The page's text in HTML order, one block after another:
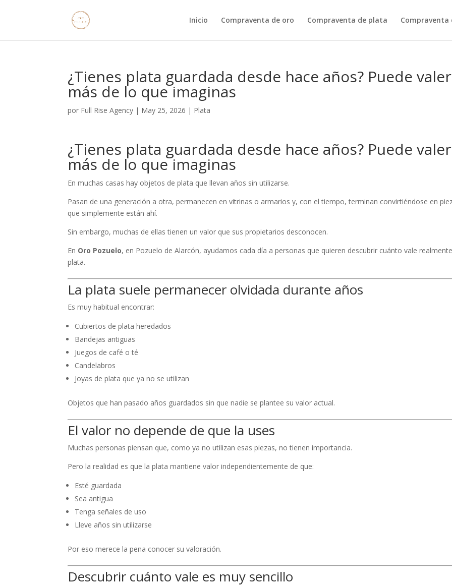
Inicio Compraventa de oro Compraventa de plata Compraventa
¿Tienes plata guardada desde hace años? Puede valer
más de lo que imaginas
por Full Rise Agency | May 25, 2026 | Plata
¿Tienes plata guardada desde hace años? Puede valer
más de lo que imaginas
En muchas casas hay objetos de plata que llevan años sin utilizarse.
Pasan de una generación a otra, permanecen en vitrinas o armarios y, con el tiempo, terminan convirtiéndose en
que simplemente están ahí.
Sin embargo, muchas de ellas tienen un valor que sus propietarios desconocen.
En Oro Pozuelo, en Pozuelo de Alarcón, ayudamos cada día a personas que quieren descubrir cuánto vale
plata.
La plata suele permanecer olvidada durante años
Es muy habitual encontrar:
Cubiertos de plata heredados
Bandejas antiguas
Juegos de café o té
Candelabros
Joyas de plata que ya no se utilizan
Objetos que han pasado años guardados sin que nadie se plantee su valor actual.
El valor no depende de que la uses
Muchas personas piensan que, como ya no utilizan esas piezas, no tienen importancia.
Pero la realidad es que la plata mantiene valor independientemente de que:
Esté guardada
Sea antigua
Tenga señales de uso
Lleve años sin utilizarse
Por eso merece la pena conocer su valoración.
Descubrir cuánto vale es muy sencillo